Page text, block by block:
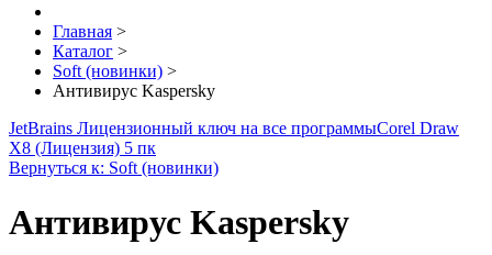
Главная >
Каталог >
Soft (новинки) >
Антивирус Kaspersky
JetBrains Лицензионный ключ на все программыCorel Draw
X8 (Лицензия) 5 пк
Вернуться к: Soft (новинки)
Антивирус Kaspersky